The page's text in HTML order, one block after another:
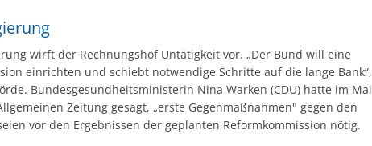
wirft der Rechnungshof Untätigkeit vor. „Der Bund will eine
einrichten und schiebt notwendige Schritte auf die lange Bank“,
Bundesgesundheitsministerin Nina Warken (CDU) hatte im Mai
Zeitung gesagt, „erste Gegenmaßnahmen" gegen den
vor den Ergebnissen der geplanten Reformkommission nötig.